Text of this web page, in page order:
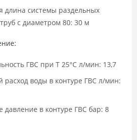
длина системы раздельных
с диаметром 80: 30 м
ГВС при T 25°C л/мин: 13,7
воды в контуре ГВС л/мин:
давление в контуре ГВС бар: 8